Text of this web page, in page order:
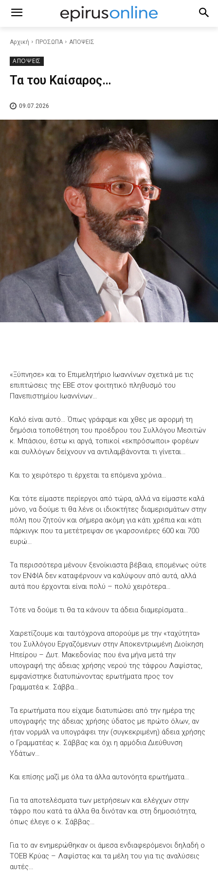
Αρχική ΠΡΟΣΩΠΑ ΑΠΟΨΕΙΣ
ΑΠΟΨΕΙΣ
Τα του Καίσαρος…
09.07.2026
«Ξύπνησε» και το Επιμελητήριο Ιωαννίνων σχετικά με τις
επιπτώσεις της ΕΒΕ στον φοιτητικό πληθυσμό του
Πανεπιστημίου Ιωαννίνων…
Καλό είναι αυτό… Όπως γράφαμε και χθες με αφορμή τη
δημόσια τοποθέτηση του προέδρου του Συλλόγου Μεσιτών
κ. Μπάσιου, έστω κι αργά, τοπικοί «εκπρόσωποι» φορέων
και συλλόγων δείχνουν να αντιλαμβάνονται τι γίνεται…
Και το χειρότερο τι έρχεται τα επόμενα χρόνια…
Και τότε είμαστε περίεργοι από τώρα, αλλά να είμαστε καλά
μόνο, να δούμε τι θα λένε οι ιδιοκτήτες διαμερισμάτων στην
πόλη που ζητούν και σήμερα ακόμη για κάτι χρέπια και κάτι
πάρκινγκ που τα μετέτρεψαν σε γκαρσονιέρες 600 και 700
ευρώ…
Τα περισσότερα μένουν ξενοίκιαστα βέβαια, επομένως ούτε
τον ΕΝΦΙΑ δεν καταφέρνουν να καλύψουν από αυτά, αλλά
αυτά που έρχονται είναι πολύ – πολύ χειρότερα…
Τότε να δούμε τι θα τα κάνουν τα άδεια διαμερίσματα…
Χαιρετίζουμε και ταυτόχρονα απορούμε με την «ταχύτητα»
του Συλλόγου Εργαζόμενων στην Αποκεντρωμένη Διοίκηση
Ηπείρου – Δυτ. Μακεδονίας που ένα μήνα μετά την
υπογραφή της άδειας χρήσης νερού της τάφρου Λαψίστας,
εμφανίστηκε διατυπώνοντας ερωτήματα προς τον
Γραμματέα κ. Σάββα…
Τα ερωτήματα που είχαμε διατυπώσει από την ημέρα της
υπογραφής της άδειας χρήσης ύδατος με πρώτο όλων, αν
ήταν νορμάλ να υπογράφει την (συγκεκριμένη) άδεια χρήσης
ο Γραμματέας κ. Σάββας και όχι η αρμόδια Διεύθυνση
Υδάτων…
Και επίσης μαζί με όλα τα άλλα αυτονόητα ερωτήματα…
Για τα αποτελέσματα των μετρήσεων και ελέγχων στην
τάφρο που κατά τα άλλα θα δινόταν και στη δημοσιότητα,
όπως έλεγε ο κ. Σάββας…
Για το αν ενημερώθηκαν οι άμεσα ενδιαφερόμενοι δηλαδή ο
ΤΟΕΒ Κρύας – Λαψίστας και τα μέλη του για τις αναλύσεις
αυτές…